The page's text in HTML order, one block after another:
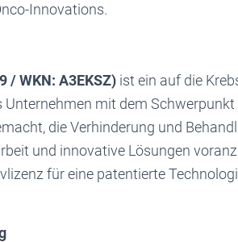
Innovations.
/ WKN: A3EKSZ) ist ein auf die
mit dem Schwerpunkt
die Verhinderung und
und innovative Lösungen
für eine patentierte